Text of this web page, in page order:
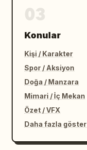
Konular
Kişi / Karakter
Spor / Aksiyon
Doğa / Manzara
Mimari / İç Mekan
Özet / VFX
Daha fazla göster